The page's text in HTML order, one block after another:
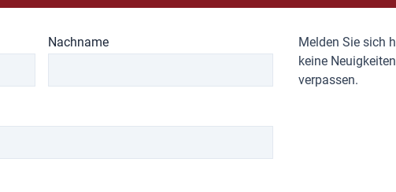
Nachname
Melden Sie sich
keine
verpassen.